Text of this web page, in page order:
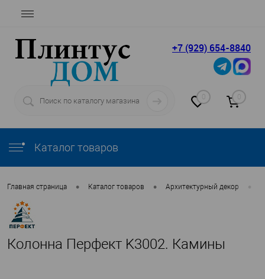
+7 (929) 654-8840
0 0
Каталог товаров
Главная страница • Каталог товаров • Архитектурный декор •
Колонна Перфект K3002. Камины